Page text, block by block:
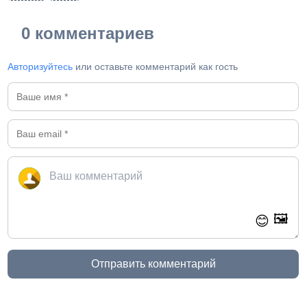
0 комментариев
Авторизуйтесь или оставьте комментарий как гость
😊 🖼️
Отправить комментарий